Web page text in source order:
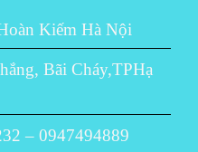
Kiếm Hà Nội
Bãi Cháy,TPHạ
– 0947494889